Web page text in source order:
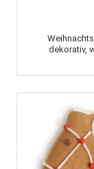
dekorativ,